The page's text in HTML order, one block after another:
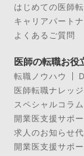
はじめての医師
キャリアパート
よくあるご質問
医師の転職お役
転職ノウハウ
医師転職ナレッジ
スペシャルコラム
開業医支援サポー
求人のお知らせ
開業医支援サポ